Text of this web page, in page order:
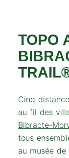
TOPO
Cinq
au fil des
Bibracte-
tous
au musée de